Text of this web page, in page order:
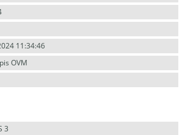
11:34:46
OVM
3